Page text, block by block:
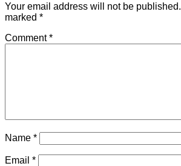
Your email address will not be published.
marked *
Comment*
Name *
Email *